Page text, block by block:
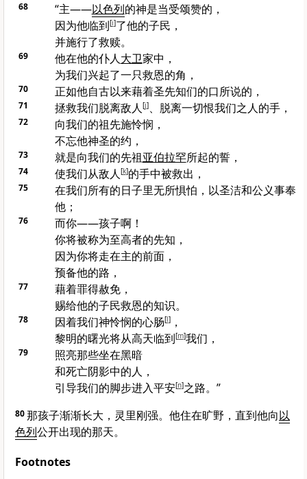
68 “主——以色列的神是当受颂赞的，
因为他临到[i]了他的子民，
并施行了救赎。
69 他在他的仆人大卫家中，
为我们兴起了一只救恩的角，
70 正如他自古以来藉着圣先知们的口所说的，
71 拯救我们脱离敌人[j]、脱离一切恨我们之人的手，
72
向我们的祖先施怜悯，
不忘他神圣的约，
73 就是向我们的先祖亚伯拉罕所起的誓，
74 使我们从敌人[k]的手中被救出，
75
在我们所有的日子里无所惧怕，以圣洁和公义事奉
他；
76
而你——孩子啊！
你将被称为至高者的先知，
因为你将走在主的前面，
预备他的路，
77
藉着罪得赦免，
赐给他的子民救恩的知识。
78 因着我们神怜悯的心肠[l]，
黎明的曙光将从高天临到[m]我们，
79
照亮那些坐在黑暗
和死亡阴影中的人，
引导我们的脚步进入平安[n]之路。”
80那孩子渐渐长大，灵里刚强。他住在旷野，直到他向以
色列公开出现的那天。
Footnotes